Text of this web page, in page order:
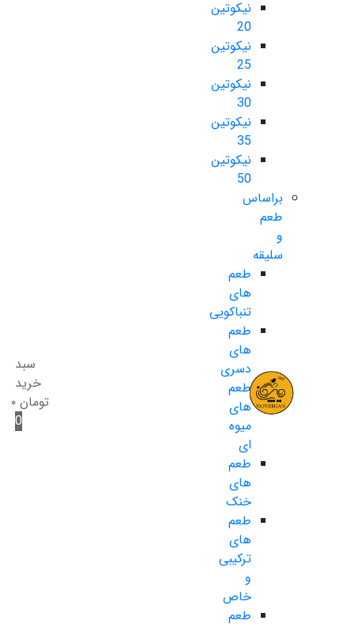
نیکوتین
20
نیکوتین
25
نیکوتین
30
نیکوتین
35
نیکوتین
50
براساس
طعم
و
سلیقه
طعم
های
تنباکویی
طعم
های
دسری
طعم
های
میوه
ای
طعم
های
خنک
طعم
های
ترکیبی
و
خاص
طعم
سبد
خرید
تومان ۰
0